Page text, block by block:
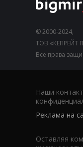
© 2000-2024,
ТОВ «КЕПРЕЙТ
Все права
Наши
Реклама на
Оставляя